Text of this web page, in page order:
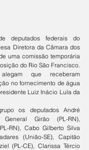
Diretora da Câmara dos
uma comissão temporária
do Rio São Francisco.
que receberam
no fornecimento de água
Luiz Inácio Lula da
General Girão (PL-RN),
RN), Cabo Gilberto Silva
(União-SE), Capitão
(PL-CE), Clarissa Tércio